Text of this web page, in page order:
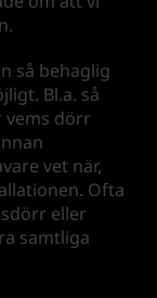
så behaglig
Bl.a. så
vems dörr
vet när,
Ofta
eller
samtliga